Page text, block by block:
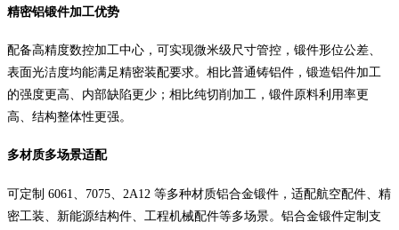
精密铝锻件加工优势
配备高精度数控加工中心，可实现微米级尺寸管控，锻件形位公差、
表面光洁度均能满足精密装配要求。相比普通铸铝件，锻造铝件加工
的强度更高、内部缺陷更少；相比纯切削加工，锻件原料利用率更
高、结构整体性更强。
多材质多场景适配
可定制 6061、7075、2A12 等多种材质铝合金锻件，适配航空配件、精
密工装、新能源结构件、工程机械配件等多场景。铝合金锻件定制支